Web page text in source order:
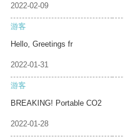
2022-02-09
游客
Hello, Greetings fr
2022-01-31
游客
BREAKING! Portable CO2
2022-01-28